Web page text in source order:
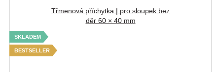
Třmenová příchytka | pro sloupek bez
děr 60 × 40 mm
SKLADEM
BESTSELLER